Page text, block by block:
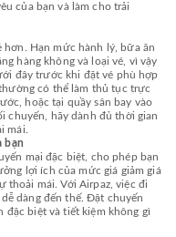
của bạn và làm cho trải
hơn. Hạn mức hành lý, bữa ăn
hàng không và loại vé, vì vậy
đây trước khi đặt vé phù hợp
có thể làm thủ tục trực
hoặc tại quầy sân bay vào
chuyến, hãy dành đủ thời gian
mái.
bạn
mại đặc biệt, cho phép bạn
lợi ích của mức giá giảm giá
thoải mái. Với Airpaz, việc đi
dàng đến thế. Đặt chuyến
đặc biệt và tiết kiệm không gì